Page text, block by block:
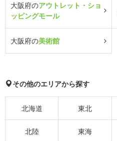
大阪府のアウトレット・ショ
ッピングモール
大阪府の美術館
その他のエリアから探す
北海道 東北
北陸 東海